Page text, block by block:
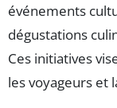
événements
dégustations
Ces initiatives
les voyageurs et